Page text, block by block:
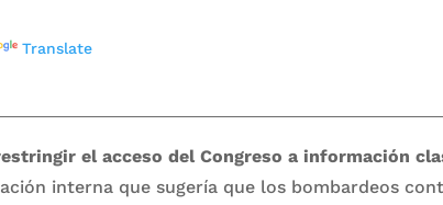
Translate
el acceso del Congreso a información
interna que sugería que los bombardeos